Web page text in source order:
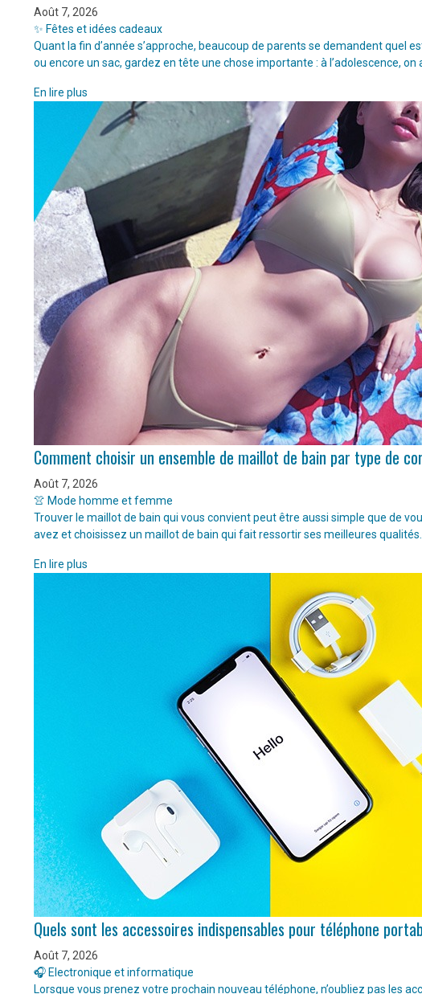
Août 7, 2026
✨ Fêtes et idées cadeaux
Quant la fin d’année s’approche, beaucoup de parents se demandent
ou encore un sac, gardez en tête une chose importante : à l’adolescence,
En lire plus
Comment choisir un ensemble de maillot de bain par type de
Août 7, 2026
👚 Mode homme et femme
Trouver le maillot de bain qui vous convient peut être aussi simple que de
avez et choisissez un maillot de bain qui fait ressortir ses meilleures
En lire plus
Quels sont les accessoires indispensables pour téléphone
Août 7, 2026
🎧 Electronique et informatique
Lorsque vous prenez votre prochain nouveau téléphone, n’oubliez pas les